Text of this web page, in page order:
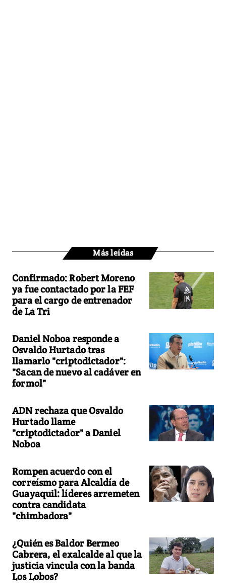
Más leídas
Confirmado: Robert Moreno
ya fue contactado por la FEF
para el cargo de entrenador
de La Tri
Daniel Noboa responde a
Osvaldo Hurtado tras
llamarlo "criptodictador":
"Sacan de nuevo al cadáver en
formol"
ADN rechaza que Osvaldo
Hurtado llame
"criptodictador" a Daniel
Noboa
Rompen acuerdo con el
correísmo para Alcaldía de
Guayaquil: líderes arremeten
contra candidata
"chimbadora"
¿Quién es Baldor Bermeo
Cabrera, el exalcalde al que la
justicia vincula con la banda
Los Lobos?